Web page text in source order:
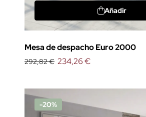
Añadir
Mesa de despacho Euro 2000
292,82 € 234,26 €
-20%